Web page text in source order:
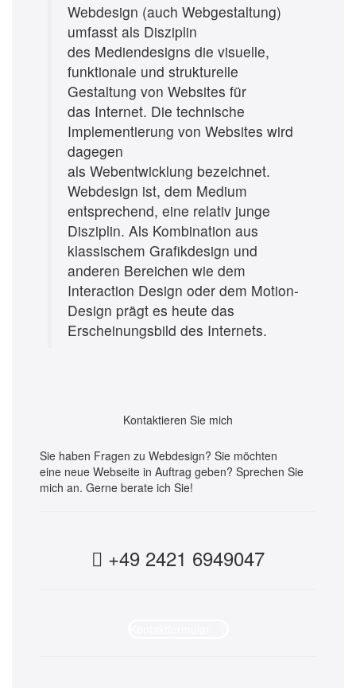
Webdesign (auch Webge­staltung)
umfasst als Disziplin
des Mediendesigns die visuelle,
funktionale und strukturelle
Gestaltung von Websites für
das Internet. Die technische
Implementierung von Websites wird
dagegen
als Webentwicklung bezeichnet.
Webdesign ist, dem Medium
entsprechend, eine relativ junge
Disziplin. Als Kombination aus
klassischem Grafikdesign und
anderen Bereichen wie dem
Interaction Design oder dem Motion-
Design prägt es heute das
Erscheinungsbild des Internets.
Kontaktieren Sie mich
Sie haben Fragen zu Webdesign? Sie möchten
eine neue Webseite in Auftrag geben? Sprechen Sie
mich an. Gerne berate ich Sie!
+49 2421 6949047